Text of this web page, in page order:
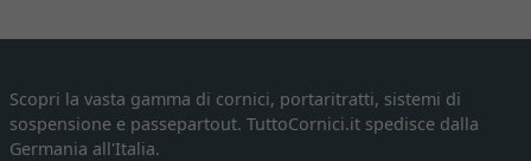
Scopri la vasta gamma di cornici, portaritratti, sistemi di
sospensione e passepartout. TuttoCornici.it spedisce dalla
Germania all'Italia.